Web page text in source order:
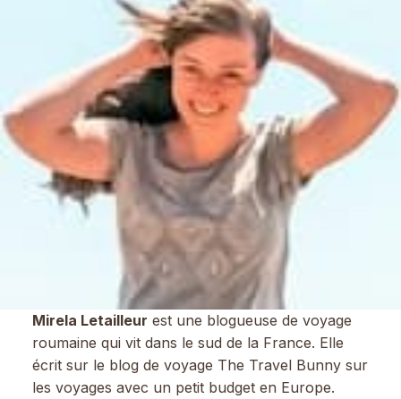
Mirela Letailleur est une blogueuse de voyage
roumaine qui vit dans le sud de la France. Elle
écrit sur le blog de voyage The Travel Bunny sur
les voyages avec un petit budget en Europe.